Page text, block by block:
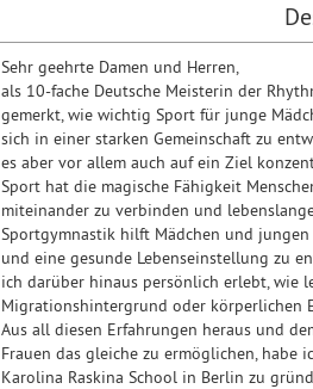
Sehr geehrte Damen und Herren,
als 10-fache Deutsche Meisterin der
gemerkt, wie wichtig Sport für junge
sich in einer starken Gemeinschaft zu
es aber vor allem auch auf ein Ziel
Sport hat die magische Fähigkeit
miteinander zu verbinden und
Sportgymnastik hilft Mädchen und
und eine gesunde Lebenseinstellung zu
ich darüber hinaus persönlich erlebt, wie
Migrationshintergrund oder körperlichen
Aus all diesen Erfahrungen heraus und
Frauen das gleiche zu ermöglichen, habe
Karolina Raskina School in Berlin zu